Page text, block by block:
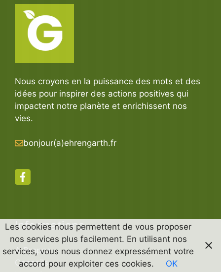
Nous croyons en la puissance des mots et des
idées pour inspirer des actions positives qui
impactent notre planète et enrichissent nos
vies.
bonjour(a)ehrengarth.fr
Informations
A Propos
Conseils
Les cookies nous permettent de vous proposer
nos services plus facilement. En utilisant nos
services, vous nous donnez expressément votre
accord pour exploiter ces cookies.
OK